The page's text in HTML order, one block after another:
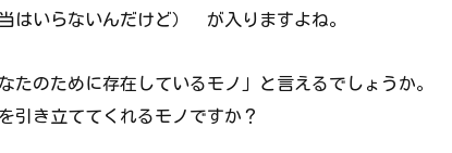
はいらないんだけど） が入りますよね。
たのために存在しているモノ」と言えるでしょうか。
引き立ててくれるモノですか？